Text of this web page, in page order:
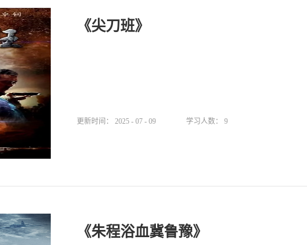
《尖刀班》
更新时间： 2025 - 07 - 09 学习人数： 9
《朱程浴血冀鲁豫》